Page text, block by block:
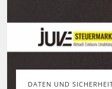
DATEN UND